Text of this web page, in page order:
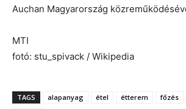
Auchan Magyarország
MTI
fotó: stu_spivack / Wikipedia
TAGS alapanyag étel étterem főzés